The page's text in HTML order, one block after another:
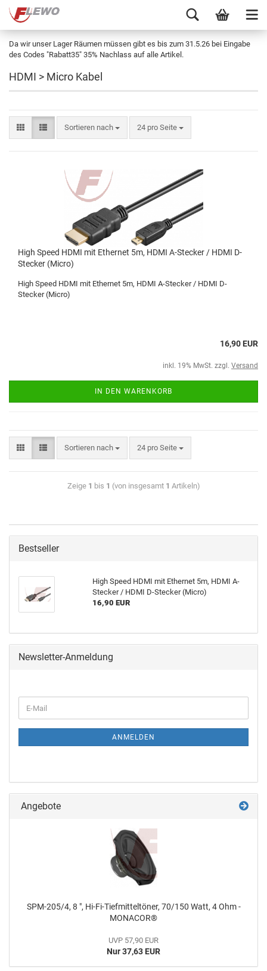
Da wir unser Lager Räumen müssen gibt es bis zum 31.5.26 bei Eingabe
des Codes "Rabatt35" 35% Nachlass auf alle Artikel.
HDMI > Micro Kabel
Sortieren nach 24 pro Seite
High Speed HDMI mit Ethernet 5m, HDMI A-Stecker / HDMI D-
Stecker (Micro)
High Speed HDMI mit Ethernet 5m, HDMI A-Stecker / HDMI D-
Stecker (Micro)
16,90 EUR
inkl. 19% MwSt. zzgl. Versand
IN DEN WARENKORB
Sortieren nach 24 pro Seite
Zeige 1 bis 1 (von insgesamt 1 Artikeln)
Bestseller
High Speed HDMI mit Ethernet 5m, HDMI A-
Stecker / HDMI D-Stecker (Micro)
16,90 EUR
Newsletter-Anmeldung
ANMELDEN
Angebote
SPM-205/4, 8 ", Hi-Fi-Tiefmitteltöner, 70/150 Watt, 4 Ohm -
MONACOR®
UVP 57,90 EUR
Nur 37,63 EUR